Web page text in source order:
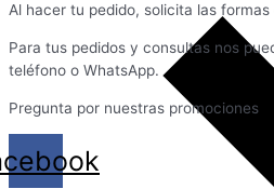
Al hacer tu pedido, solicita las formas
Para tus pedidos y consultas nos
teléfono o WhatsApp.
Pregunta por nuestras promociones